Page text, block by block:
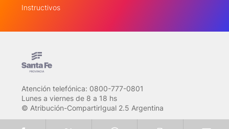
Instructivos
Atención telefónica: 0800-777-0801
Lunes a viernes de 8 a 18 hs
© Atribución-CompartirIgual 2.5 Argentina